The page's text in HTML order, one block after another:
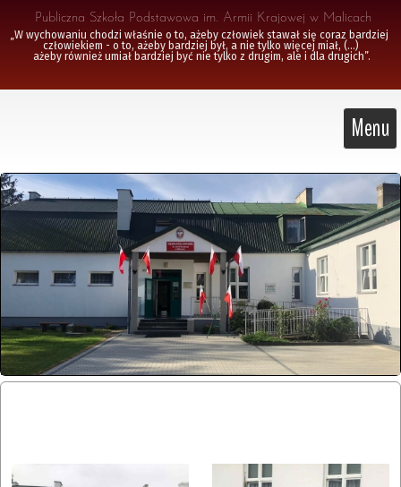
Publiczna Szkoła Podstawowa im. Armii Krajowej w Malicach
„W wychowaniu chodzi właśnie o to, ażeby człowiek stawał się coraz bardziej
człowiekiem - o to, ażeby bardziej był, a nie tylko więcej miał, (...)
ażeby również umiał bardziej być nie tylko z drugim, ale i dla drugich”.
Menu